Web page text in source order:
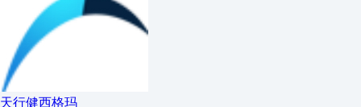
天行健西格玛